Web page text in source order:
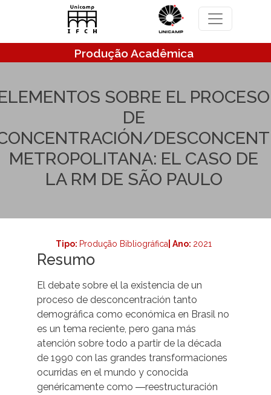
Pular para o conteúdo principal
Produção Acadêmica
SOBRE EL PROCESO
DE
METROPOLITANA: EL CASO DE
LA RM DE SÃO PAULO
Tipo: Produção Bibliográfica | Ano: 2021
Resumo
El debate sobre el la existencia de un
proceso de desconcentración tanto
demográfica como económica en Brasil no
es un tema reciente, pero gana más
atención sobre todo a partir de la década
de 1990 con las grandes transformaciones
ocurridas en el mundo y conocida
genéricamente como ―reestructuración